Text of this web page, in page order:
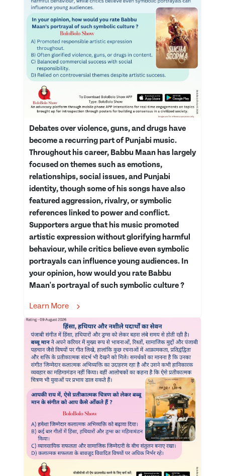
Debates over violence, guns, and drugs have
become a recurring part of Punjabi music.
Throughout his career, Babbu Maan has largely
focused on themes such as emotions,
relationships, social issues, and Punjabi
identity, though some of his songs have also
featured aggression, rivalry, or symbolic
references linked to power and conflict.
Supporters argue that his music promoted
artistic expression without glorifying harmful
behaviour, while critics believe even symbolic
portrayals can influence young audiences. In
your opinion, how would you rate Babbu
Maan's portrayal of such symbolic culture ?
Learn More